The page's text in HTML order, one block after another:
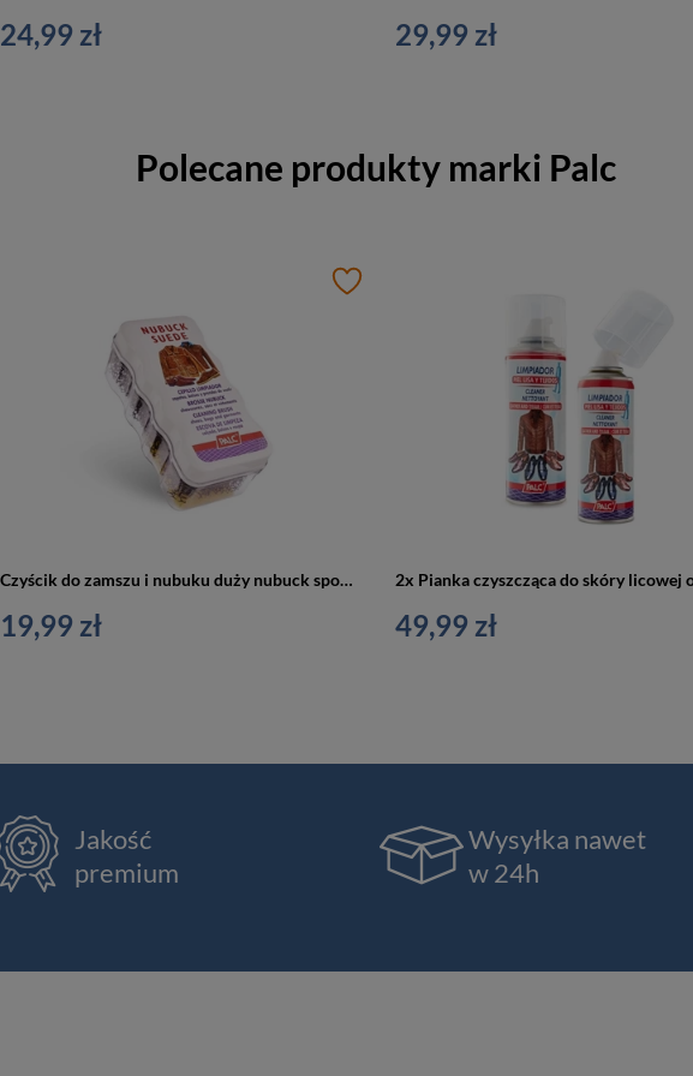
24,99 zł 29,99 zł
Polecane produkty marki Palc
Czyścik do zamszu i nubuku duży nubuck sponge - Palc
19,99 zł 49,99 zł
Jakość
premium
Wysyłka nawet
w 24h